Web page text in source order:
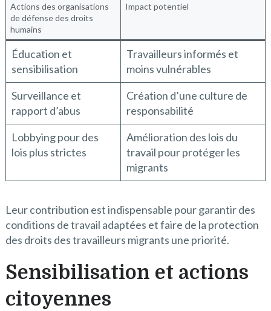
Actions des organisations
de défense des droits
humains
Impact potentiel
Éducation et
sensibilisation
Travailleurs informés et
moins vulnérables
Surveillance et
rapport d’abus
Création d’une culture de
responsabilité
Lobbying pour des
lois plus strictes
Amélioration des lois du
travail pour protéger les
migrants
Leur contribution est indispensable pour garantir des
conditions de travail adaptées et faire de la protection
des droits des travailleurs migrants une priorité.
Sensibilisation et actions
citoyennes